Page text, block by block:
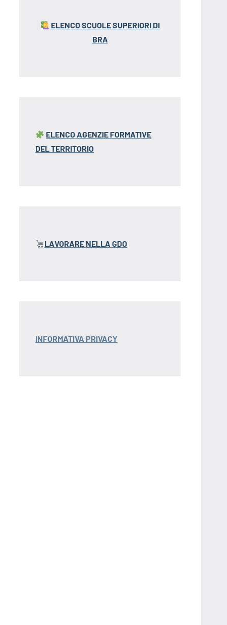
ELENCO SCUOLE SUPERIORI DI
BRA
ELENCO AGENZIE FORMATIVE
DEL TERRITORIO
LAVORARE NELLA GDO
INFORMATIVA PRIVACY